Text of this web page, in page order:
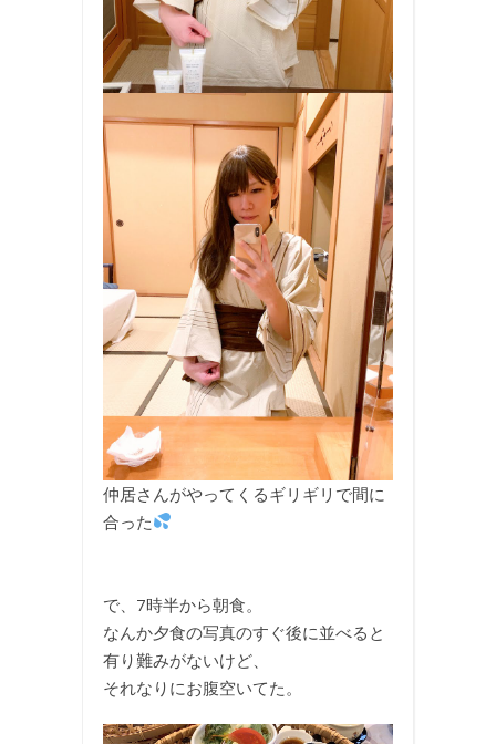
仲居さんがやってくるギリギリで間に
合った
で、7時半から朝食。
なんか夕食の写真のすぐ後に並べると
有り難みがないけど、
それなりにお腹空いてた。